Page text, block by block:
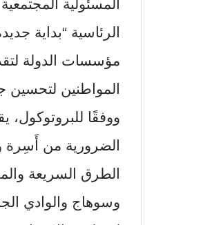
المسئولية
الرئاسية “بداية
مؤسسات الدولة
المواطنين لتحسين
ووفقًا للبروتوكول،
الطرق السريعة
وسوهاج والوادي